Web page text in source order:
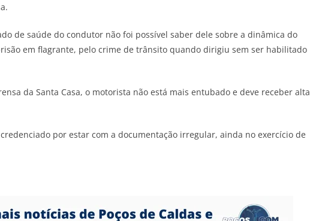
de saúde do condutor não foi possível saber dele sobre a dinâmica do
em flagrante, pelo crime de trânsito quando dirigiu sem ser habilitado
da Santa Casa, o motorista não está mais entubado e deve receber alta
por estar com a documentação irregular, ainda no exercício de